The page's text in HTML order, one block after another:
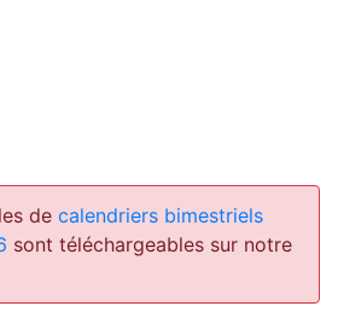
de calendriers bimestriels
sont téléchargeables sur notre